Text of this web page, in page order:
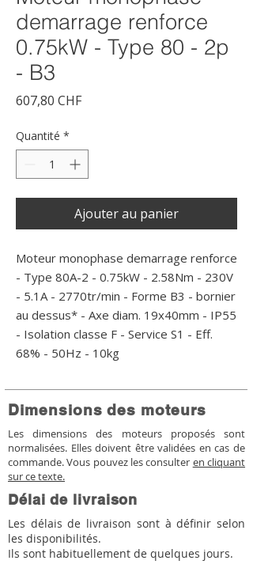
demarrage renforce
0.75kW - Type 80 - 2p
- B3
607,80 CHFPrix
Quantité *
Ajouter au panier
Moteur monophase demarrage renforce
- Type 80A-2 - 0.75kW - 2.58Nm - 230V
- 5.1A - 2770tr/min - Forme B3 - bornier
au dessus* - Axe diam. 19x40mm - IP55
- Isolation classe F - Service S1 - Eff.
68% - 50Hz - 10kg
Dimensions des moteurs
Les dimensions des moteurs proposés sont
normalisées. Elles doivent être validées en cas de
commande. Vous pouvez les consulter en cliquant
sur ce texte.
Délai de livraison
Les délais de livraison sont à définir selon
les disponibilités.
Ils sont habituellement de quelques jours.